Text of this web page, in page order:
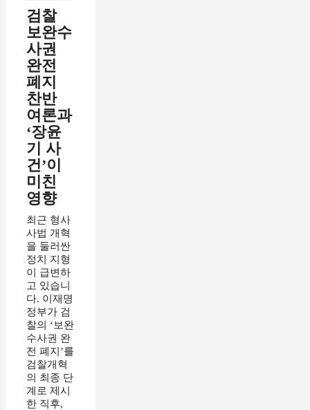
검찰
보완수
사권
완전
폐지
찬반
여론과
‘장윤
기 사
건’이
미친
영향
최근 형사
사법 개혁
을 둘러싼
정치 지형
이 급변하
고 있습니
다. 이재명
정부가 검
찰의 ‘보완
수사권 완
전 폐지’를
검찰개혁
의 최종 단
계로 제시
한 직후,